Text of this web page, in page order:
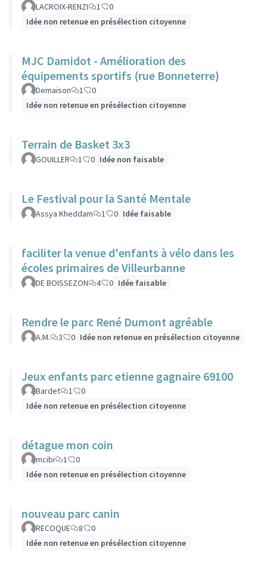
LACROIX-RENZI 1
0
Idée non retenue en présélection citoyenne
MJC Damidot - Amélioration des
équipements sportifs (rue Bonneterre)
Demaison 1
0
Idée non retenue en présélection citoyenne
Terrain de Basket 3x3
GOUILLER 1 0 Idée non faisable
Le Festival pour la Santé Mentale
Assya Kheddam 1 0 Idée faisable
faciliter la venue d'enfants à vélo dans les
écoles primaires de Villeurbanne
DE BOISSEZON 4 0 Idée faisable
Rendre le parc René Dumont agréable
A.M. 3 0 Idée non retenue en présélection citoyenne
Jeux enfants parc etienne gagnaire 69100
Bardet 1
0
Idée non retenue en présélection citoyenne
détague mon coin
mcibi 1
0
Idée non retenue en présélection citoyenne
nouveau parc canin
RECOQUE 8
0
Idée non retenue en présélection citoyenne